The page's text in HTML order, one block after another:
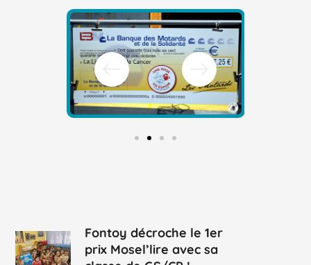
Fontoy décroche le 1er
prix Mosel’lire avec sa